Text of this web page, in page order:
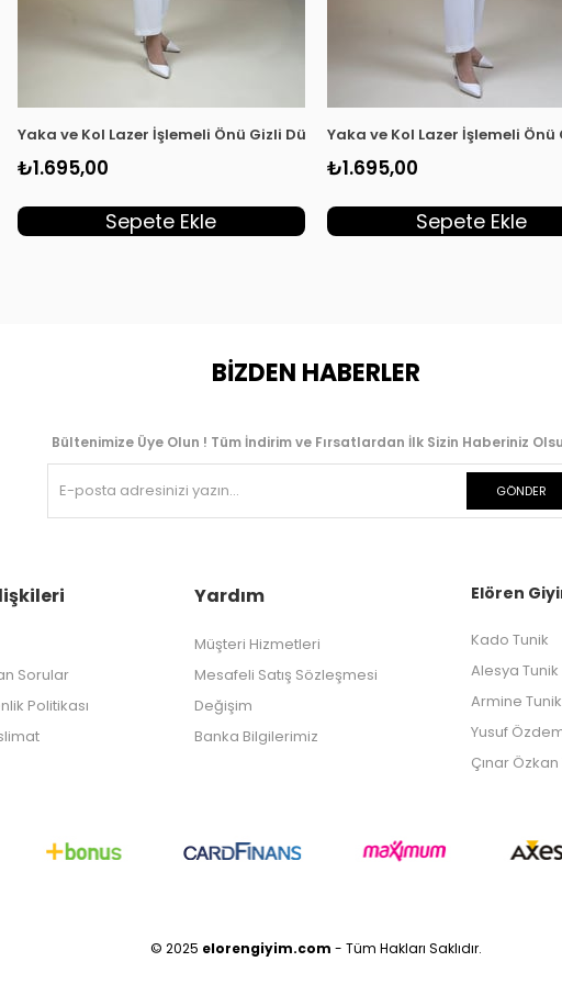
Kadın Tunik Haki KSR 2003
Yaka ve Kol Lazer İşlemeli Önü Gizli Düğmeli Kadın Tunik Kırmızı KSR
₺1.695,00
Sepete Ekle
Yaka ve Kol Lazer İşlemeli Önü
₺1.695,00
Sepete Ekle
BİZDEN HABERLER
Bültenimize Üye Olun ! Tüm İndirim ve Fırsatlardan İlk Sizin Haberiniz
GÖNDER
Sorular
Politikası
Yardım
Müşteri Hizmetleri
Mesafeli Satış Sözleşmesi
Değişim
Banka Bilgilerimiz
Elören
Kado Tunik
Alesya Tunik
Armine Tunik
Yusuf
Çınar Özkan
© 2025 elorengiyim.com - Tüm Hakları Saklıdır.